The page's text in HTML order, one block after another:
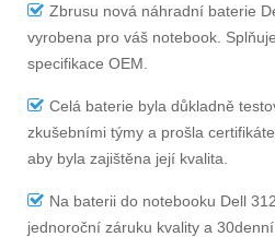
Zbrusu nová náhradní baterie
vyrobena pro váš notebook.
specifikace OEM.
Celá baterie byla důkladně
zkušebními týmy a prošla
aby byla zajištěna její kvalita.
Na baterii do notebooku Dell
jednoroční záruku kvality a